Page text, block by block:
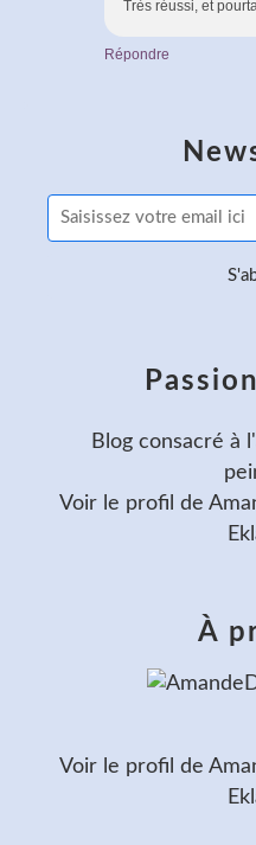
Très réussi, et
Répondre
Blog consacré à
Voir le profil de
À
Voir le profil de